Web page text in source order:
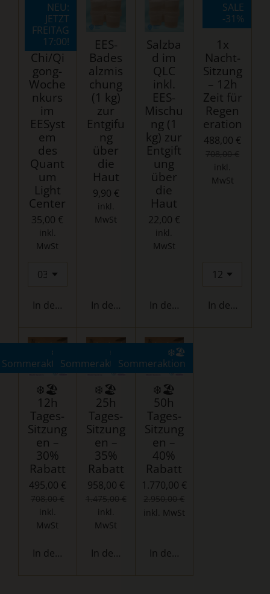
NEU:
JETZT
FREITAG
17:00!
1h Tai
Chi/Qi
gong-
Woche
nkurs
im
EESyst
em
des
Quant
um
Light
Center
35,00 €
inkl.
MwSt
In den Warenkorb
EES-
Bades
alzmis
chung
(1 kg)
zur
Entgifu
ng
über
die
Haut
9,90 €
inkl.
MwSt
In den Warenkorb
Salzba
d im
QLC
inkl.
EES-
Mischu
ng (1
kg) zur
Entgift
ung
über
die
Haut
22,00 €
inkl.
MwSt
In den Warenkorb
SALE
-31%
1x
Nacht-
Sitzung
– 12h
Zeit für
Regen
eration
488,00 €
inkl.
MwSt
In den
❄️🏖️
Sommeraktion
❄️🏖️
12h
Tages-
Sitzung
en –
30%
Rabatt
495,00 €
708,00 €
inkl.
MwSt
In den Warenkorb
❄️🏖️
Sommeraktion
❄️🏖️
25h
Tages-
Sitzung
en –
35%
Rabatt
958,00 €
1.475,00 €
inkl.
MwSt
In den Warenkorb
❄️🏖️
Sommeraktion
❄️🏖️
50h
Tages-
Sitzung
en –
40%
Rabatt
1.770,00 €
inkl. MwSt
In den Warenkorb